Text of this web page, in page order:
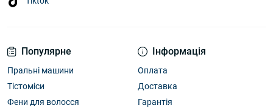
Популярне
Пральні машини
Тістоміси
Фени для волосся
Інформація
Оплата
Доставка
Гарантія